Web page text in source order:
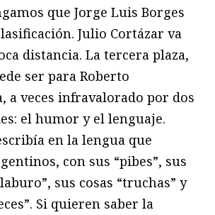
que Jorge Luis Borges
Julio Cortázar va
distancia. La tercera plaza,
ser para Roberto
a veces infravalorado por dos
el humor y el lenguaje.
en la lengua que
con sus “pibes”, sus
sus cosas “truchas” y
Si quieren saber la